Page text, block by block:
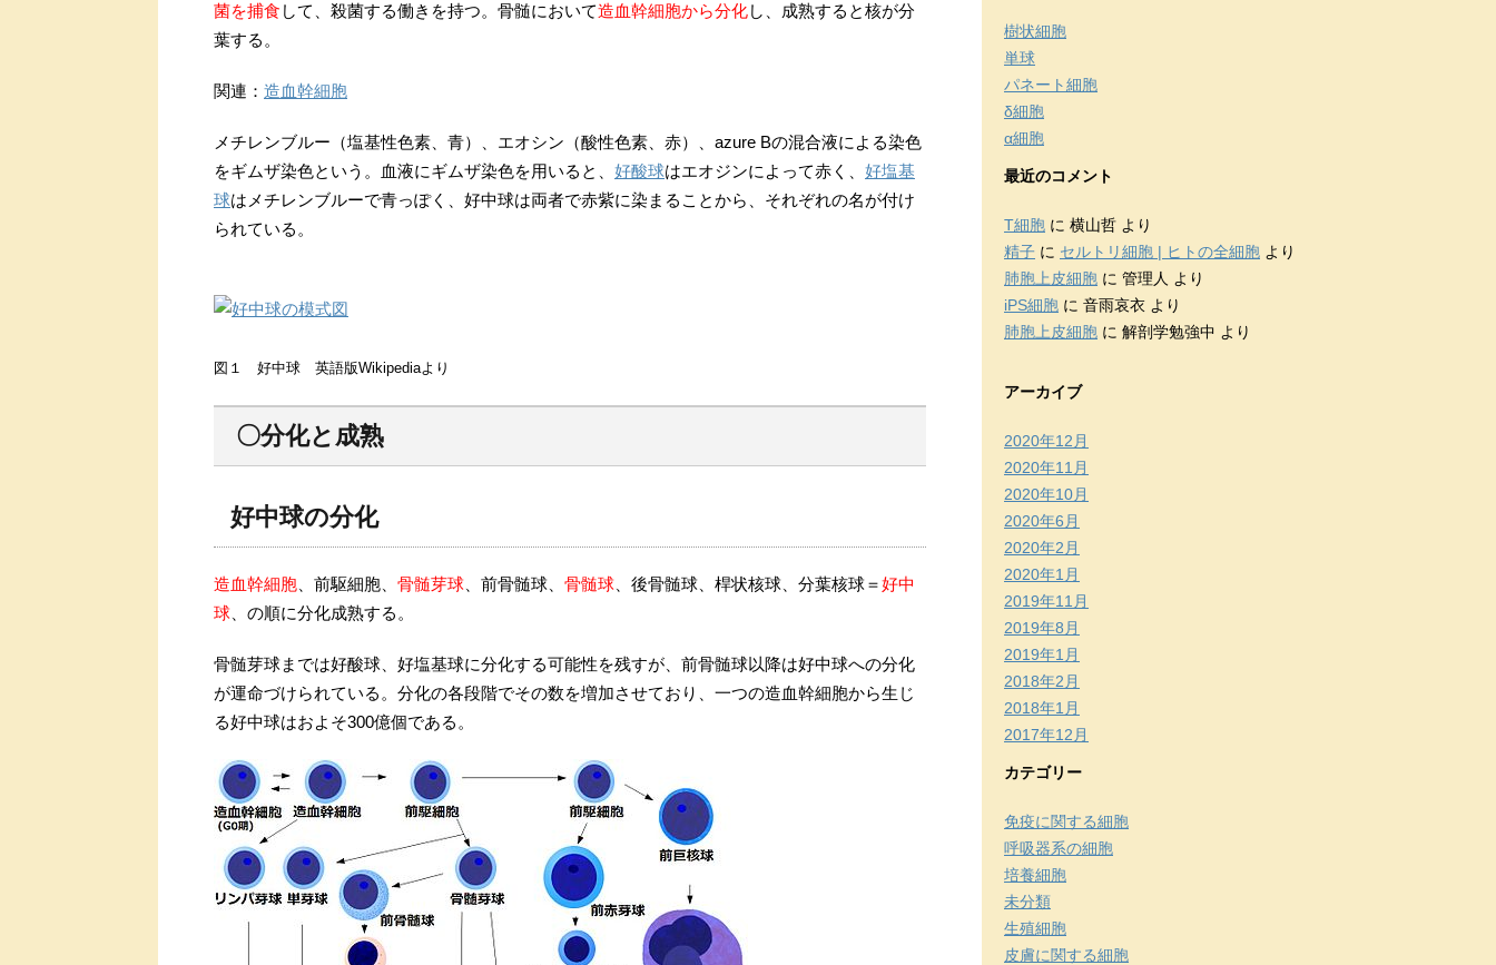
菌を捕食 して、殺菌する働きを持つ。骨髄において造血幹細胞から分化し、成熟すると核が分
葉する。
関連： 造血幹細胞
メチレンブルー（塩基性色素、青）、エオシン（酸性色素、赤）、azure Bの混合液による染色
をギムザ染色という。血液にギムザ染色を用いると、 好酸球はエオジンによって赤く、 好塩基
球はメチレンブルーで青っぽく、好中球は両者で赤紫に染まることから、それぞれの名が付け
られている。
図１ 好中球 英語版Wikipediaより
〇分化と成熟
好中球の分化
造血幹細胞 、前駆細胞、 骨髄芽球 、前骨髄球、 骨髄球 、後骨髄球、桿状核球、分葉核球＝好中
球 、の順に分化成熟する。
骨髄芽球までは好酸球、好塩基球に分化する可能性を残すが、前骨髄球以降は好中球への分化
が運命づけられている。分化の各段階でその数を増加させており、一つの造血幹細胞から生じ
る好中球はおよそ300億個である。
樹状細胞
単球
パネート細胞
δ細胞
α細胞
最近のコメント
T細胞 に 横山哲 より
精子 に セルトリ細胞 | ヒトの全細胞 より
肺胞上皮細胞 に 管理人 より
iPS細胞 に 音雨哀衣 より
肺胞上皮細胞 に 解剖学勉強中 より
アーカイブ
2020年12月
2020年11月
2020年10月
2020年6月
2020年2月
2020年1月
2019年11月
2019年8月
2019年1月
2018年2月
2018年1月
2017年12月
カテゴリー
免疫に関する細胞
呼吸器系の細胞
培養細胞
未分類
生殖細胞
皮膚に関する細胞